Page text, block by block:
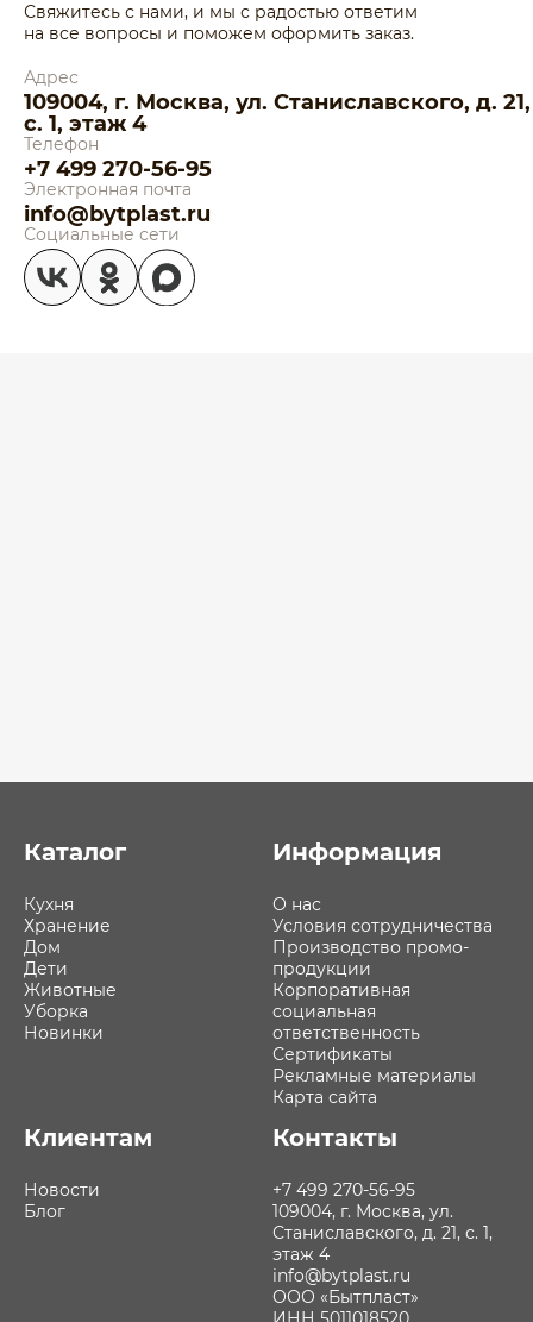
Свяжитесь с нами, и мы с радостью ответим
на все вопросы и поможем оформить заказ.
Адрес
109004, г. Москва, ул. Станиславского, д. 21,
с. 1, этаж 4
Телефон
+7 499 270-56-95
Электронная почта
info@bytplast.ru
Социальные сети
Каталог
Кухня
Хранение
Дом
Дети
Животные
Уборка
Новинки
Информация
О нас
Условия сотрудничества
Производство промо-
продукции
Корпоративная
социальная
ответственность
Сертификаты
Рекламные материалы
Карта сайта
Клиентам
Новости
Блог
Контакты
+7 499 270-56-95
109004, г. Москва, ул.
Станиславского, д. 21, с. 1,
этаж 4
info@bytplast.ru
ООО «Бытпласт»